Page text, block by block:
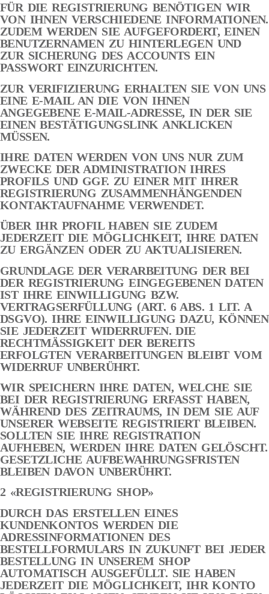
FÜR DIE REGISTRIERUNG BENÖTIGEN WIR
VON IHNEN VERSCHIEDENE INFORMATIONEN.
ZUDEM WERDEN SIE AUFGEFORDERT, EINEN
BENUTZERNAMEN ZU HINTERLEGEN UND
ZUR SICHERUNG DES ACCOUNTS EIN
PASSWORT EINZURICHTEN.
ZUR VERIFIZIERUNG ERHALTEN SIE VON UNS
EINE E-MAIL AN DIE VON IHNEN
ANGEGEBENE E-MAIL-ADRESSE, IN DER SIE
EINEN BESTÄTIGUNGSLINK ANKLICKEN
MÜSSEN.
IHRE DATEN WERDEN VON UNS NUR ZUM
ZWECKE DER ADMINISTRATION IHRES
PROFILS UND GGF. ZU EINER MIT IHRER
REGISTRIERUNG ZUSAMMENHÄNGENDEN
KONTAKTAUFNAHME VERWENDET.
ÜBER IHR PROFIL HABEN SIE ZUDEM
JEDERZEIT DIE MÖGLICHKEIT, IHRE DATEN
ZU ERGÄNZEN ODER ZU AKTUALISIEREN.
GRUNDLAGE DER VERARBEITUNG DER BEI
DER REGISTRIERUNG EINGEGEBENEN DATEN
IST IHRE EINWILLIGUNG BZW.
VERTRAGSERFÜLLUNG (ART. 6 ABS. 1 LIT. A
DSGVO). IHRE EINWILLIGUNG DAZU, KÖNNEN
SIE JEDERZEIT WIDERRUFEN. DIE
RECHTMÄSSIGKEIT DER BEREITS
ERFOLGTEN VERARBEITUNGEN BLEIBT VOM
WIDERRUF UNBERÜHRT.
WIR SPEICHERN IHRE DATEN, WELCHE SIE
BEI DER REGISTRIERUNG ERFASST HABEN,
WÄHREND DES ZEITRAUMS, IN DEM SIE AUF
UNSERER WEBSEITE REGISTRIERT BLEIBEN.
SOLLTEN SIE IHRE REGISTRATION
AUFHEBEN, WERDEN IHRE DATEN GELÖSCHT.
GESETZLICHE AUFBEWAHRUNGSFRISTEN
BLEIBEN DAVON UNBERÜHRT.
2 «REGISTRIERUNG SHOP»
DURCH DAS ERSTELLEN EINES
KUNDENKONTOS WERDEN DIE
ADRESSINFORMATIONEN DES
BESTELLFORMULARS IN ZUKUNFT BEI JEDER
BESTELLUNG IN UNSEREM SHOP
AUTOMATISCH AUSGEFÜLLT. SIE HABEN
JEDERZEIT DIE MÖGLICHKEIT, IHR KONTO